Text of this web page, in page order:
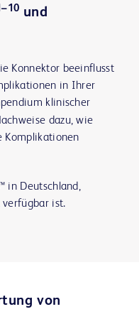
und
Konnektor beeinflusst
in Ihrer
klinischer
dazu, wie
Komplikationen
in Deutschland,
verfügbar ist.
von